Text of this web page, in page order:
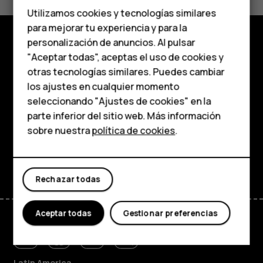
media
Teléfonos para
personas mayores
HMD Terra M
Comprar
Mi cuenta
Comprar
Acerca de
Planet and people
Soporte
FacebookInstagram
TiktokYoutubeLinkedinDiscord
Utilizamos cookies y tecnologías similares
para mejorar tu experiencia y para la
personalización de anuncios. Al pulsar
"Aceptar todas", aceptas el uso de cookies y
otras tecnologías similares. Puedes cambiar
los ajustes en cualquier momento
seleccionando "Ajustes de cookies" en la
parte inferior del sitio web. Más información
sobre nuestrapolítica de cookies.
Rechazar todas
Gestionar preferencias
Aceptar todas